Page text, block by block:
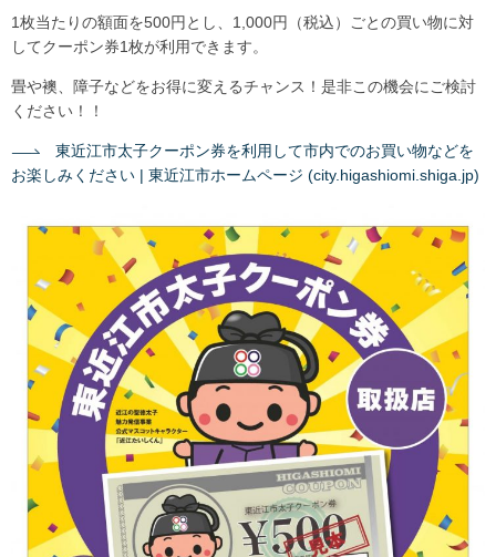
1枚当たりの額面を500円とし、1,000円（税込）ごとの買い物に対
してクーポン券1枚が利用できます。
畳や襖、障子などをお得に変えるチャンス！是非この機会にご検討
ください！！
東近江市太子クーポン券を利用して市内でのお買い物などを
お楽しみください | 東近江市ホームページ (city.higashiomi.shiga.jp)